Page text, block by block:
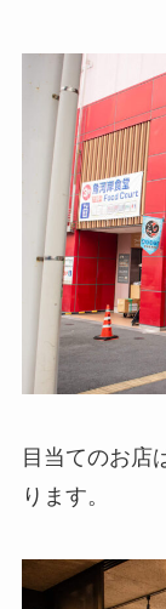
目当てのお店
ります。